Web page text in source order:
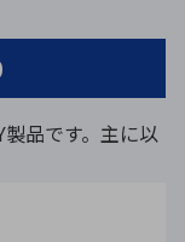
品です。主に以